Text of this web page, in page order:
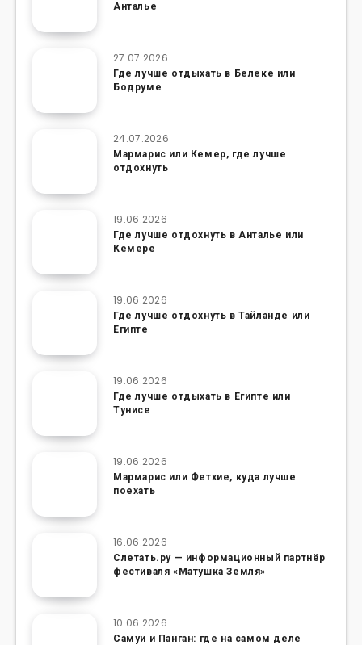
Анталье
27.07.2026
Где лучше отдыхать в Белеке или
Бодруме
24.07.2026
Мармарис или Кемер, где лучше
отдохнуть
19.06.2026
Где лучше отдохнуть в Анталье или
Кемере
19.06.2026
Где лучше отдохнуть в Тайланде или
Египте
19.06.2026
Где лучше отдыхать в Египте или
Тунисе
19.06.2026
Мармарис или Фетхие, куда лучше
поехать
16.06.2026
Слетать.ру — информационный партнёр
фестиваля «Матушка Земля»
10.06.2026
Самуи и Панган: где на самом деле